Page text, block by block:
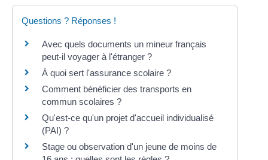
Questions ? Réponses !
Avec quels documents un mineur français
peut-il voyager à l'étranger ?
À quoi sert l'assurance scolaire ?
Comment bénéficier des transports en
commun scolaires ?
Qu'est-ce qu'un projet d'accueil individualisé
(PAI) ?
Stage ou observation d'un jeune de moins de